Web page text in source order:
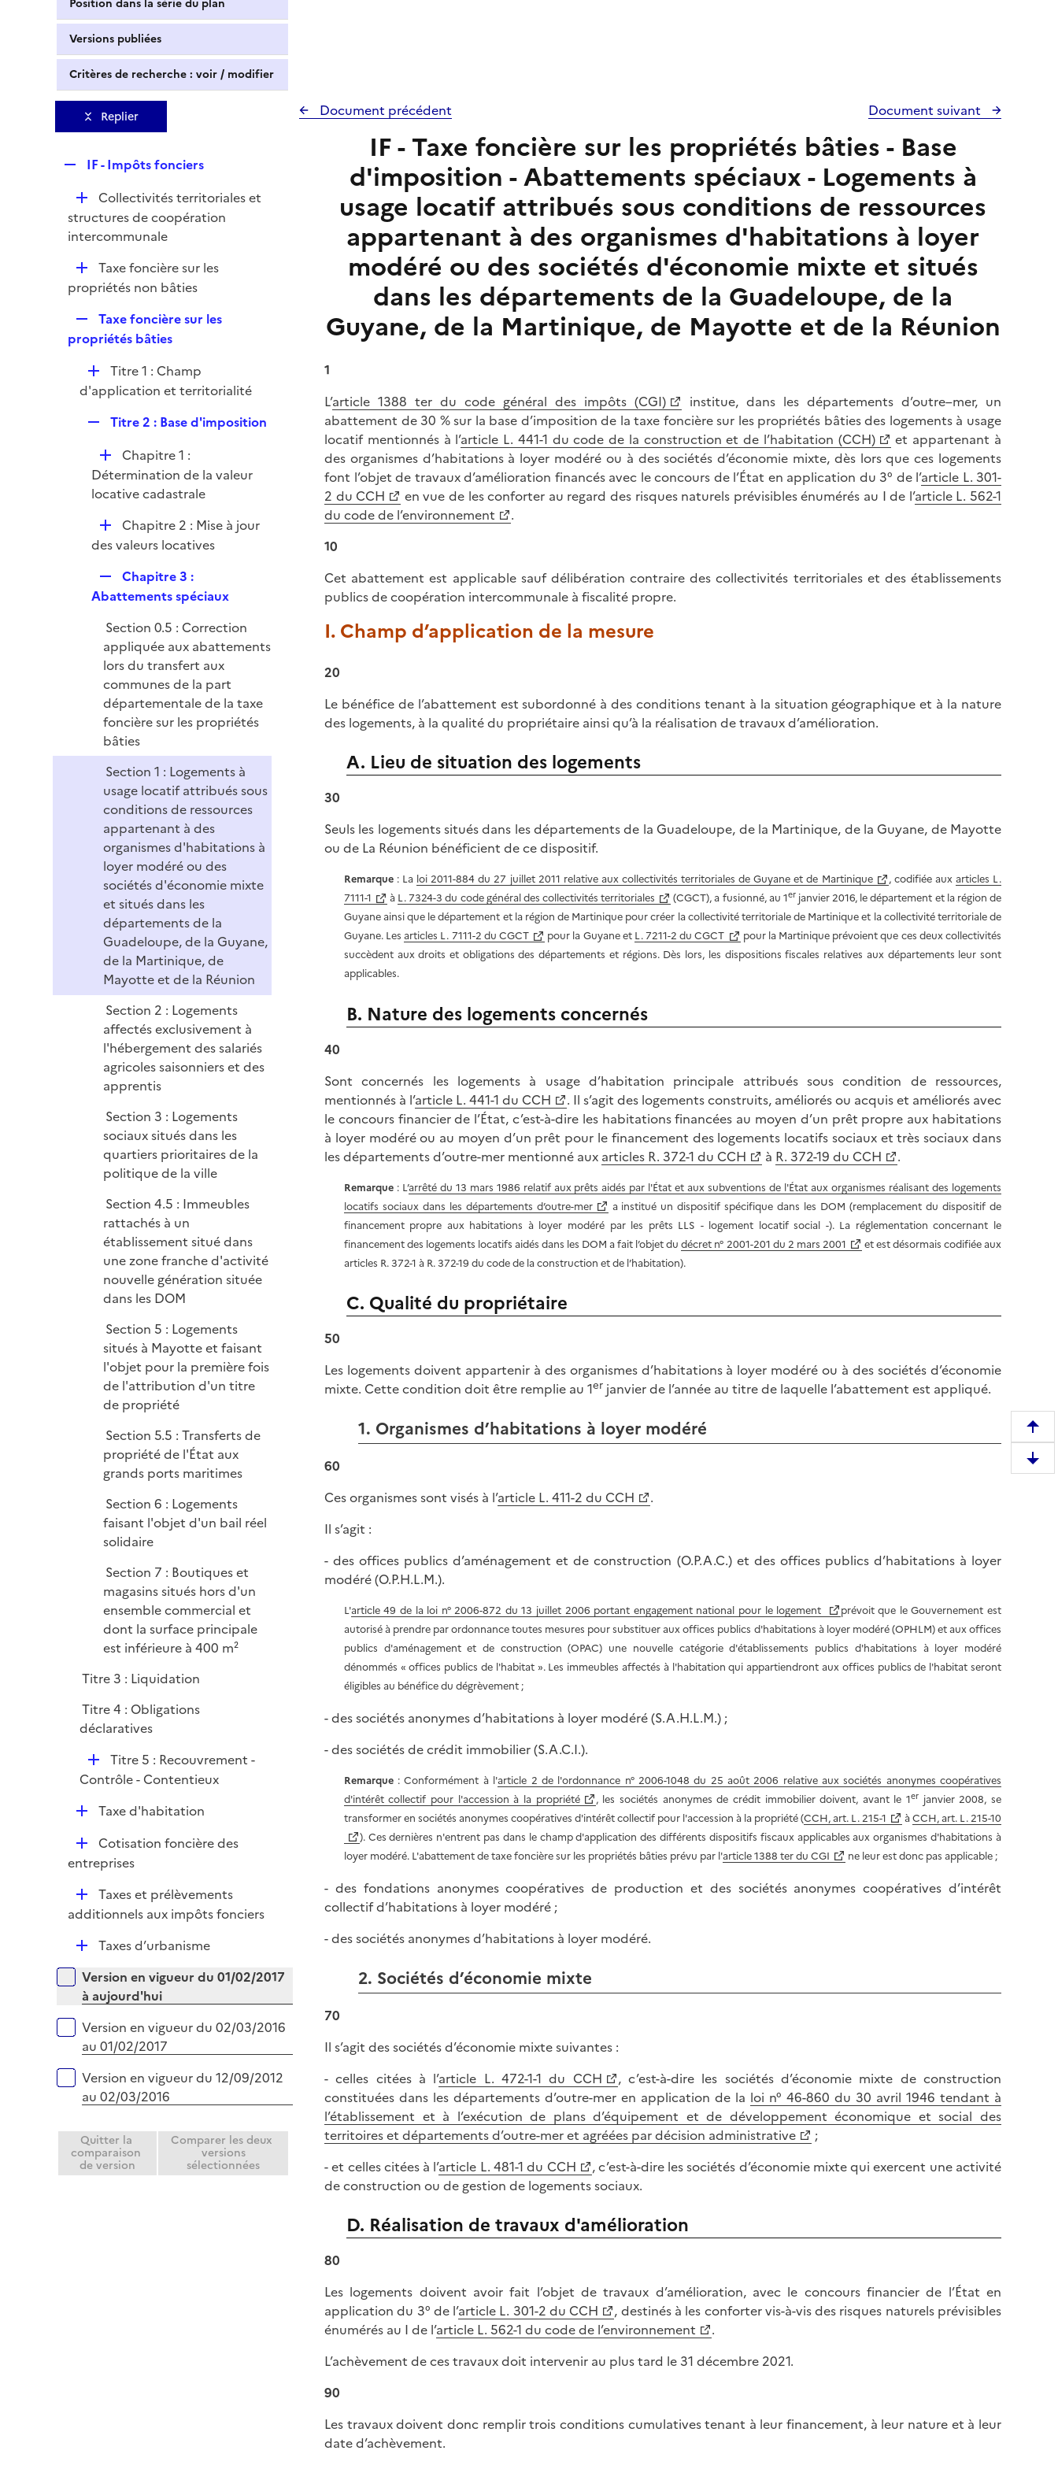
Position dans la série du plan
Versions publiées
Critères de recherche : voir / modifier
Replier
p
l
i
e
r
IF - Impôts fonciers
D
é
p
e
Collectivités territoriales et
structures de coopération
intercommunale
D
é
i
e
r
Taxe foncière sur les
propriétés non bâties
e
l
i
Taxe foncière sur les
propriétés bâties
D
é
i
e
r
Titre 1 : Champ
d'application et territorialité
p
l
i
e
r
Titre 2 : Base d'imposition
D
é
p
e
Chapitre 1 :
Détermination de la valeur
locative cadastrale
D
é
i
r
Chapitre 2 : Mise à jour
des valeurs locatives
e
l
i
e
r
Chapitre 3 :
Abattements spéciaux
Section 0.5 : Correction
appliquée aux abattements
lors du transfert aux
communes de la part
départementale de la taxe
foncière sur les propriétés
bâties
Section 1 : Logements à
usage locatif attribués sous
conditions de ressources
appartenant à des
organismes d'habitations à
loyer modéré ou des
sociétés d'économie mixte
et situés dans les
départements de la
Guadeloupe, de la Guyane,
de la Martinique, de
Mayotte et de la Réunion
Section 2 : Logements
affectés exclusivement à
l'hébergement des salariés
agricoles saisonniers et des
apprentis
Section 3 : Logements
sociaux situés dans les
quartiers prioritaires de la
politique de la ville
Section 4.5 : Immeubles
rattachés à un
établissement situé dans
une zone franche d'activité
nouvelle génération située
dans les DOM
Section 5 : Logements
situés à Mayotte et faisant
l'objet pour la première fois
de l'attribution d'un titre
de propriété
Section 5.5 : Transferts de
propriété de l'État aux
grands ports maritimes
Section 6 : Logements
faisant l'objet d'un bail réel
solidaire
Section 7 : Boutiques et
magasins situés hors d'un
ensemble commercial et
dont la surface principale
est inférieure à 400 m²
Titre 3 : Liquidation
Titre 4 : Obligations
déclaratives
D
é
l
i
e
r
Titre 5 : Recouvrement -
Contrôle - Contentieux
D
l
e
r
Taxe d'habitation
D
é
i
Cotisation foncière des
entreprises
D
é
i
e
r
Taxes et prélèvements
additionnels aux impôts fonciers
D
p
l
i
r
Taxes d’urbanisme
Versions sur la période
Version en vigueur du 01/02/2017
à aujourd'hui
Version en vigueur du 02/03/2016
au 01/02/2017
Version en vigueur du 12/09/2012
au 02/03/2016
Quitter la
comparaison
de version
Comparer les deux
versions
sélectionnées
Document précédent Document suivant
IF - Taxe foncière sur les propriétés bâties - Base
d'imposition - Abattements spéciaux - Logements à
usage locatif attribués sous conditions de ressources
appartenant à des organismes d'habitations à loyer
modéré ou des sociétés d'économie mixte et situés
dans les départements de la Guadeloupe, de la
Guyane, de la Martinique, de Mayotte et de la Réunion
1
L’article 1388 ter du code général des impôts (CGI)
institue, dans les départements d’outre–mer, un
abattement de 30 % sur la base d’imposition de la taxe foncière sur les propriétés bâties des logements à usage
locatif mentionnés à l’article L. 441-1 du code de la construction et de l’habitation (CCH)
et appartenant à
des organismes d’habitations à loyer modéré ou à des sociétés d’économie mixte, dès lors que ces logements
font l’objet de travaux d’amélioration financés avec le concours de l’État en application du 3° de l’article L. 301-
2 du CCH
en vue de les conforter au regard des risques naturels prévisibles énumérés au I de l’article L. 562-1
du code de l’environnement
.
10
Cet abattement est applicable sauf délibération contraire des collectivités territoriales et des établissements
publics de coopération intercommunale à fiscalité propre.
I. Champ d’application de la mesure
20
Le bénéfice de l’abattement est subordonné à des conditions tenant à la situation géographique et à la nature
des logements, à la qualité du propriétaire ainsi qu’à la réalisation de travaux d’amélioration.
A. Lieu de situation des logements
30
Seuls les logements situés dans les départements de la Guadeloupe, de la Martinique, de la Guyane, de Mayotte
ou de La Réunion bénéficient de ce dispositif.
Remarque: La loi 2011-884 du 27 juillet 2011 relative aux collectivités territoriales de Guyane et de Martinique , codifiée aux articles L.
7111-1
à L. 7324-3 du code général des collectivités territoriales (CGCT), a fusionné, au 1erjanvier 2016, le département et la région de
Guyane ainsi que le département et la région de Martinique pour créer la collectivité territoriale de Martinique et la collectivité territoriale de
Guyane. Lesarticles L. 7111-2 du CGCT pour la Guyane et L. 7211-2 du CGCT
pour la Martinique prévoient que ces deux collectivités
succèdent aux droits et obligations des départements et régions. Dès lors, les dispositions fiscales relatives aux départements leur sont
applicables.
B. Nature des logements concernés
40
Sont concernés les logements à usage d’habitation principale attribués sous condition de ressources,
mentionnés à l’article L. 441-1 du CCH
. Il s’agit des logements construits, améliorés ou acquis et améliorés avec
le concours financier de l’État, c’est-à-dire les habitations financées au moyen d’un prêt propre aux habitations
à loyer modéré ou au moyen d’un prêt pour le financement des logements locatifs sociaux et très sociaux dans
les départements d’outre-mer mentionné aux articles R. 372-1 du CCH à R. 372-19 du CCH .
Remarque: L’arrêté du 13 mars 1986 relatif aux prêts aidés par l'État et aux subventions de l'État aux organismes réalisant des logements
locatifs sociaux dans les départements d’outre-mer
a institué un dispositif spécifique dans les DOM (remplacement du dispositif de
financement propre aux habitations à loyer modéré par les prêts LLS - logement locatif social -). La réglementation concernant le
financement des logements locatifs aidés dans les DOM a fait l’objet dudécret n° 2001-201 du 2 mars 2001
et est désormais codifiée aux
articles R. 372-1 à R. 372-19 du code de la construction et de l’habitation).
C. Qualité du propriétaire
50
Les logements doivent appartenir à des organismes d’habitations à loyer modéré ou à des sociétés d’économie
mixte. Cette condition doit être remplie au 1er janvier de l’année au titre de laquelle l’abattement est appliqué.
1. Organismes d’habitations à loyer modéré
60
Ces organismes sont visés à l’article L. 411-2 du CCH
.
Il s’agit :
- des offices publics d’aménagement et de construction (O.P.A.C.) et des offices publics d’habitations à loyer
modéré (O.P.H.L.M.).
L'article 49 de la loi n° 2006-872 du 13 juillet 2006 portant engagement national pour le logement
prévoit que le Gouvernement est
autorisé à prendre par ordonnance toutes mesures pour substituer aux offices publics d'habitations à loyer modéré (OPHLM) et aux offices
publics d'aménagement et de construction (OPAC) une nouvelle catégorie d'établissements publics d'habitations à loyer modéré
dénommés « offices publics de l'habitat ». Les immeubles affectés à l'habitation qui appartiendront aux offices publics de l'habitat seront
éligibles au bénéfice du dégrèvement ;
- des sociétés anonymes d’habitations à loyer modéré (S.A.H.L.M.) ;
- des sociétés de crédit immobilier (S.A.C.I.).
Remarque: Conformément à l'article 2 de l'ordonnance n° 2006-1048 du 25 août 2006 relative aux sociétés anonymes coopératives
d'intérêt collectif pour l'accession à la propriété
, les sociétés anonymes de crédit immobilier doivent, avant le 1er janvier 2008, se
transformer en sociétés anonymes coopératives d'intérêt collectif pour l'accession à la propriété (CCH, art. L. 215-1 àCCH, art. L. 215-10
). Ces dernières n'entrent pas dans le champ d'application des différents dispositifs fiscaux applicables aux organismes d'habitations à
loyer modéré. L'abattement de taxe foncière sur les propriétés bâties prévu par l'article 1388 ter du CGI ne leur est donc pas applicable ;
- des fondations anonymes coopératives de production et des sociétés anonymes coopératives d’intérêt
collectif d’habitations à loyer modéré ;
- des sociétés anonymes d’habitations à loyer modéré.
2. Sociétés d’économie mixte
70
Il s’agit des sociétés d’économie mixte suivantes :
- celles citées à l’article L. 472-1-1 du CCH
, c’est-à-dire les sociétés d’économie mixte de construction
constituées dans les départements d’outre-mer en application de la loi n° 46-860 du 30 avril 1946 tendant à
l’établissement et à l’exécution de plans d’équipement et de développement économique et social des
territoires et départements d’outre-mer et agréées par décision administrative
;
- et celles citées à l’article L. 481-1 du CCH
, c’est-à-dire les sociétés d’économie mixte qui exercent une activité
de construction ou de gestion de logements sociaux.
D. Réalisation de travaux d'amélioration
80
Les logements doivent avoir fait l’objet de travaux d’amélioration, avec le concours financier de l’État en
application du 3° de l’article L. 301-2 du CCH
, destinés à les conforter vis-à-vis des risques naturels prévisibles
énumérés au I de l’article L. 562-1 du code de l’environnement
.
L’achèvement de ces travaux doit intervenir au plus tard le 31 décembre 2021.
90
Les travaux doivent donc remplir trois conditions cumulatives tenant à leur financement, à leur nature et à leur
date d’achèvement.
e
m
D